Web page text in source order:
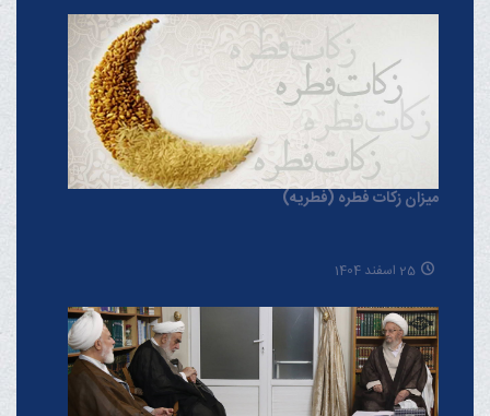
میزان زکات فطره (فطریه)
25 اسفند 1404